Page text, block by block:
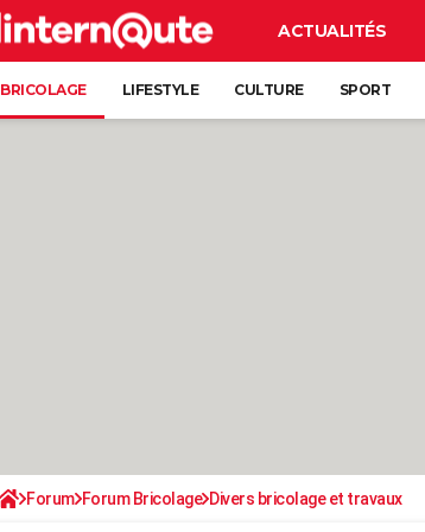
ACTUALITÉS
BRICOLAGE LIFESTYLE CULTURE SPORT
Forum Forum Bricolage Divers bricolage et travaux